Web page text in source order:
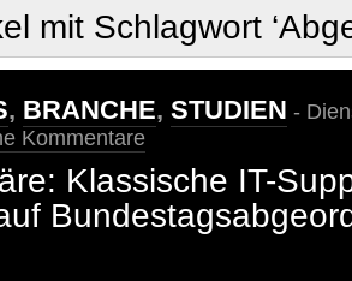
mit Schlagwort
, BRANCHE, STUDIEN -
Kommentare
Klassische IT-